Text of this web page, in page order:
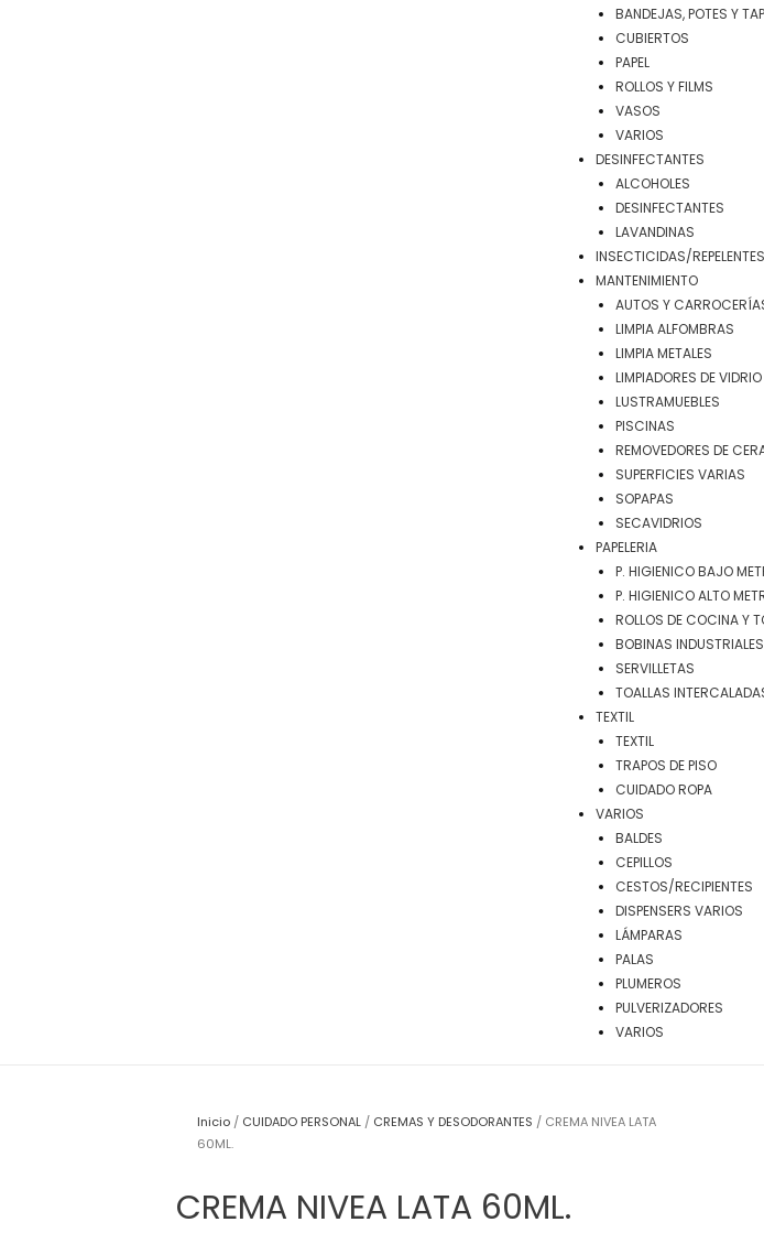
BANDEJAS, POTES Y
CUBIERTOS
PAPEL
ROLLOS Y FILMS
VASOS
VARIOS
DESINFECTANTES
ALCOHOLES
DESINFECTANTES
LAVANDINAS
INSECTICIDAS/REPELENTES
MANTENIMIENTO
AUTOS Y
LIMPIA ALFOMBRAS
LIMPIA METALES
LIMPIADORES DE VIDRIO
LUSTRAMUEBLES
PISCINAS
REMOVEDORES DE
SUPERFICIES VARIAS
SOPAPAS
SECAVIDRIOS
PAPELERIA
P. HIGIENICO BAJO
P. HIGIENICO ALTO
ROLLOS DE COCINA Y
BOBINAS INDUSTRIALES
SERVILLETAS
TOALLAS
TEXTIL
TEXTIL
TRAPOS DE PISO
CUIDADO ROPA
VARIOS
BALDES
CEPILLOS
CESTOS/RECIPIENTES
DISPENSERS VARIOS
LÁMPARAS
PALAS
PLUMEROS
PULVERIZADORES
VARIOS
Inicio / CUIDADO PERSONAL / CREMAS Y DESODORANTES / CREMA NIVEA LATA
60ML.
CREMA NIVEA LATA 60ML.